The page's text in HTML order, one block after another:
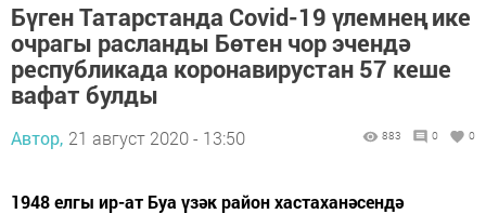
Бүген Татарстанда Covid-19 үлемнең ике
очрагы расланды Бөтен чор эчендә
республикада коронавирустан 57 кеше
вафат булды
Автор, 21 август 2020 - 13:50 883 0 0
1948 елгы ир-ат Буа үзәк район хастаханәсендә